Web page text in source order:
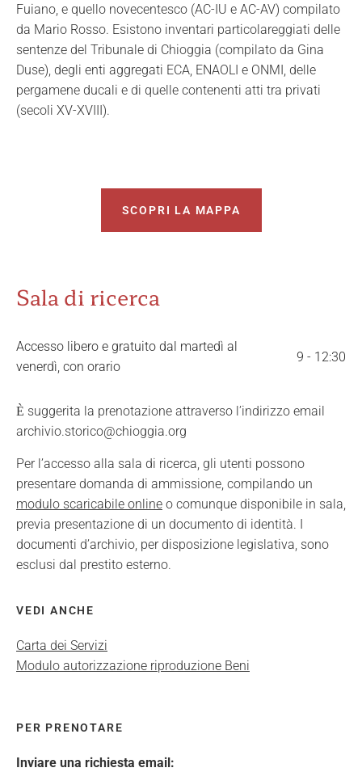
Fuiano, e quello novecentesco (AC-IU e AC-AV) compilato
da Mario Rosso. Esistono inventari particolareggiati delle
sentenze del Tribunale di Chioggia (compilato da Gina
Duse), degli enti aggregati ECA, ENAOLI e ONMI, delle
pergamene ducali e di quelle contenenti atti tra privati
(secoli XV-XVIII).
SCOPRI LA MAPPA
Sala di ricerca
Accesso libero e gratuito dal martedì al
venerdì, con orario
9 - 12:30
È suggerita la prenotazione attraverso l’indirizzo email
archivio.storico@chioggia.org
Per l’accesso alla sala di ricerca, gli utenti possono
presentare domanda di ammissione, compilando un
modulo scaricabile online o comunque disponibile in sala,
previa presentazione di un documento di identità. I
documenti d’archivio, per disposizione legislativa, sono
esclusi dal prestito esterno.
VEDI ANCHE
Carta dei Servizi
Modulo autorizzazione riproduzione Beni
PER PRENOTARE
Inviare una richiesta email: